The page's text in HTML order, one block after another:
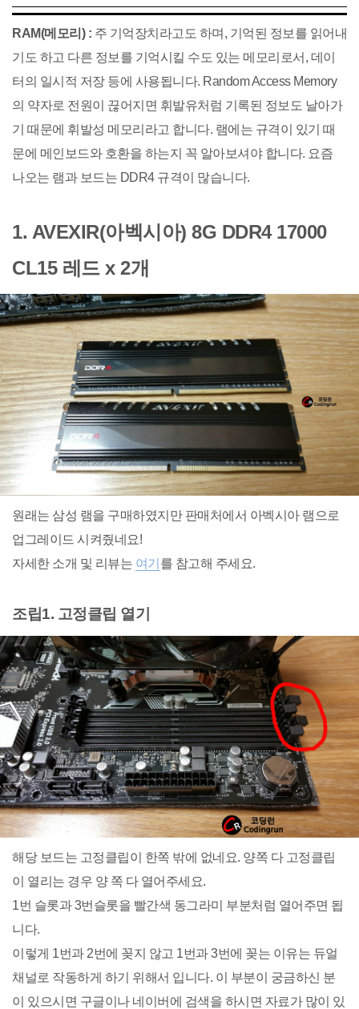
RAM(메모리) : 주 기억장치라고도 하며, 기억된 정보를 읽어내
기도 하고 다른 정보를 기억시킬 수도 있는 메모리로서, 데이
터의 일시적 저장 등에 사용됩니다. Random Access Memory
의 약자로 전원이 끊어지면 휘발유처럼 기록된 정보도 날아가
기 때문에 휘발성 메모리라고 합니다. 램에는 규격이 있기 때
문에 메인보드와 호환을 하는지 꼭 알아보셔야 합니다. 요즘
나오는 램과 보드는 DDR4 규격이 많습니다.
1. AVEXIR(아벡시아) 8G DDR4 17000
CL15 레드 x 2개
원래는 삼성 램을 구매하였지만 판매처에서 아벡시아 램으로
업그레이드 시켜줬네요!
자세한 소개 및 리뷰는 여기 를 참고해 주세요.
조립1. 고정클립 열기
해당 보드는 고정클립이 한쪽 밖에 없네요. 양쪽 다 고정클립
이 열리는 경우 양 쪽 다 열어주세요.
1번 슬롯과 3번슬롯을 빨간색 동그라미 부분처럼 열어주면 됩
니다.
이렇게 1번과 2번에 꽂지 않고 1번과 3번에 꽂는 이유는 듀얼
채널로 작동하게 하기 위해서 입니다. 이 부분이 궁금하신 분
이 있으시면 구글이나 네이버에 검색을 하시면 자료가 많이 있